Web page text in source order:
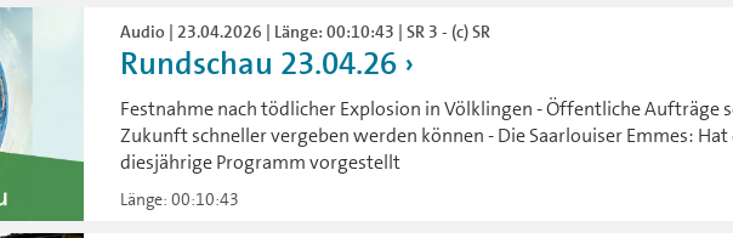
Audio | 23.04.2026 | Länge: 00:10:43 | SR 3 - (c) SR
Rundschau 23.04.26
Festnahme nach tödlicher Explosion in Völklingen - Öffentliche Aufträge
Zukunft schneller vergeben werden können - Die Saarlouiser Emmes: Hat
diesjährige Programm vorgestellt
Länge: 00:10:43